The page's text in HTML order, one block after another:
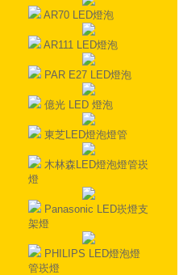
AR70 LED燈泡
AR111 LED燈泡
PAR E27 LED燈泡
億光 LED 燈泡
東芝LED燈泡燈管
木林森LED燈泡燈管崁
燈
Panasonic LED崁燈支
架燈
PHILIPS LED燈泡燈
管崁燈